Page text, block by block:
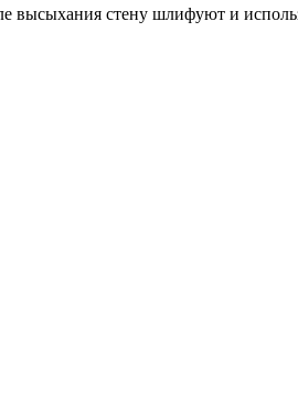
стену шлифуют и